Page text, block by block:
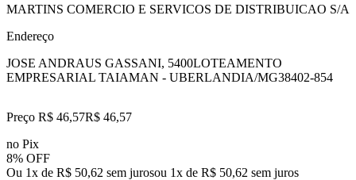
MARTINS COMERCIO E SERVICOS DE DISTRIBUICAO S/A
Endereço
JOSE ANDRAUS GASSANI, 5400LOTEAMENTO
EMPRESARIAL TAIAMAN - UBERLANDIA/MG38402-854
Preço R$ 46,57R$ 46,57
no Pix
8% OFF
Ou 1x de R$ 50,62 sem jurosou 1x de R$ 50,62 sem juros